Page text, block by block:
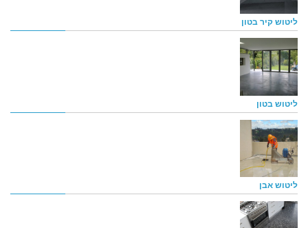
ליטוש קיר בטון
ליטוש בטון
ליטוש אבן